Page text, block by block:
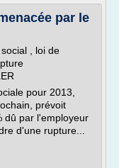
par le
, loi de
pour 2013,
prévoit
dû par l'employeur
d'une rupture...